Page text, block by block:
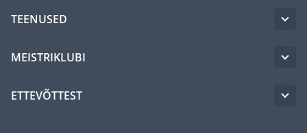
TEENUSED
MEISTRIKLUBI
ETTEVÕTTEST